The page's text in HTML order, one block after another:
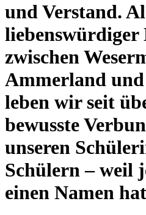
und Verstand.
zwischen
Ammerland
leben wir seit
bewusste
unseren
Schülern – weil
einen Namen